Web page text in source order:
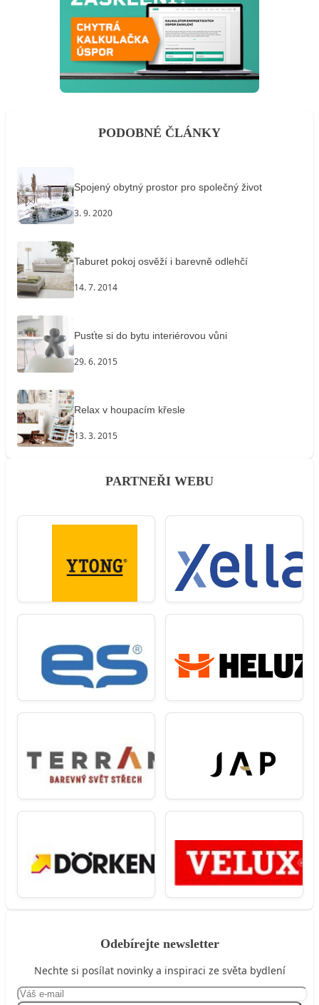
PODOBNÉ ČLÁNKY
Spojený obytný prostor pro společný život
3. 9. 2020
Taburet pokoj osvěží i barevně odlehčí
14. 7. 2014
Pusťte si do bytu interiérovou vůni
29. 6. 2015
Relax v houpacím křesle
13. 3. 2015
PARTNEŘI WEBU
Odebírejte newsletter
Nechte si posílat novinky a inspiraci ze světa bydlení